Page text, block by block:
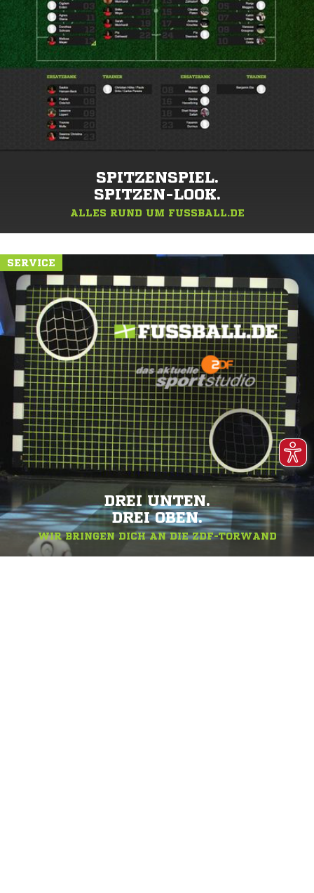
SPITZENSPIEL.
SPITZEN-LOOK.
ALLES RUND UM FUSSBALL.DE
SERVICE
DREI UNTEN.
DREI OBEN.
WIR BRINGEN DICH AN DIE ZDF-TORWAND